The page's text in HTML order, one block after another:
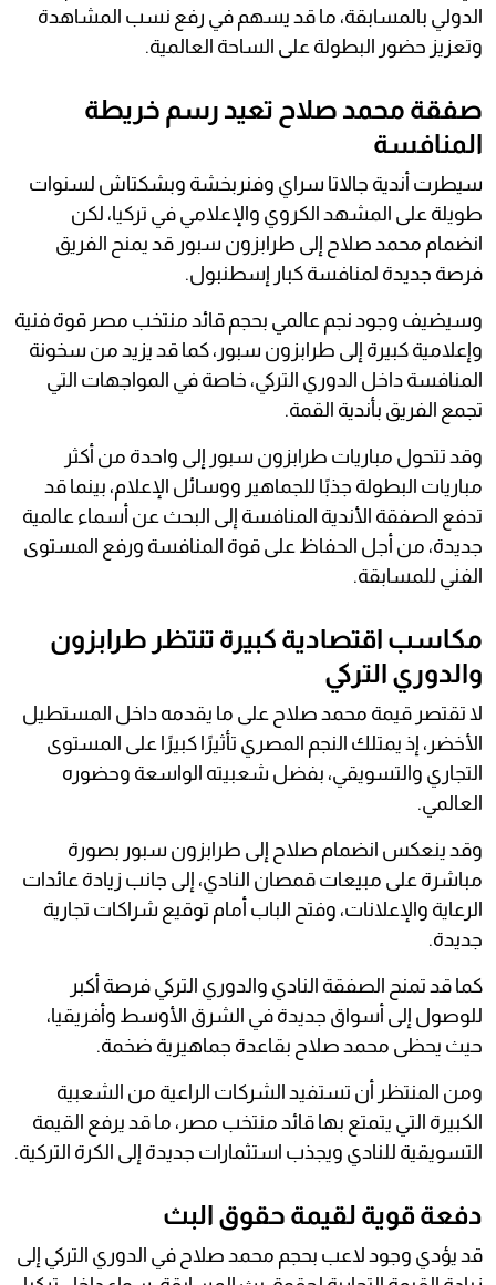
الدولي بالمسابقة، ما قد يسهم في رفع نسب المشاهدة
وتعزيز حضور البطولة على الساحة العالمية.
صفقة محمد صلاح تعيد رسم خريطة
المنافسة
سيطرت أندية جالاتا سراي وفنربخشة وبشكتاش لسنوات
طويلة على المشهد الكروي والإعلامي في تركيا، لكن
انضمام محمد صلاح إلى طرابزون سبور قد يمنح الفريق
فرصة جديدة لمنافسة كبار إسطنبول.
وسيضيف وجود نجم عالمي بحجم قائد منتخب مصر قوة فنية
وإعلامية كبيرة إلى طرابزون سبور، كما قد يزيد من سخونة
المنافسة داخل الدوري التركي، خاصة في المواجهات التي
تجمع الفريق بأندية القمة.
وقد تتحول مباريات طرابزون سبور إلى واحدة من أكثر
مباريات البطولة جذبًا للجماهير ووسائل الإعلام، بينما قد
تدفع الصفقة الأندية المنافسة إلى البحث عن أسماء عالمية
جديدة، من أجل الحفاظ على قوة المنافسة ورفع المستوى
الفني للمسابقة.
مكاسب اقتصادية كبيرة تنتظر طرابزون
والدوري التركي
لا تقتصر قيمة محمد صلاح على ما يقدمه داخل المستطيل
الأخضر، إذ يمتلك النجم المصري تأثيرًا كبيرًا على المستوى
التجاري والتسويقي، بفضل شعبيته الواسعة وحضوره
العالمي.
وقد ينعكس انضمام صلاح إلى طرابزون سبور بصورة
مباشرة على مبيعات قمصان النادي، إلى جانب زيادة عائدات
الرعاية والإعلانات، وفتح الباب أمام توقيع شراكات تجارية
جديدة.
كما قد تمنح الصفقة النادي والدوري التركي فرصة أكبر
للوصول إلى أسواق جديدة في الشرق الأوسط وأفريقيا،
حيث يحظى محمد صلاح بقاعدة جماهيرية ضخمة.
ومن المنتظر أن تستفيد الشركات الراعية من الشعبية
الكبيرة التي يتمتع بها قائد منتخب مصر، ما قد يرفع القيمة
التسويقية للنادي ويجذب استثمارات جديدة إلى الكرة التركية.
دفعة قوية لقيمة حقوق البث
قد يؤدي وجود لاعب بحجم محمد صلاح في الدوري التركي إلى